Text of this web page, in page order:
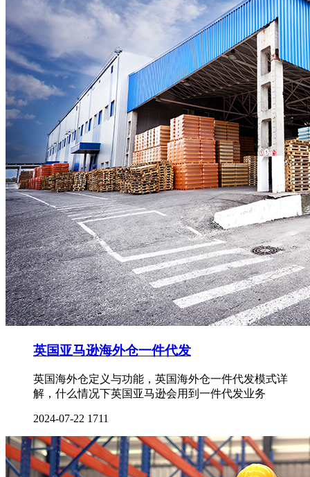
英国亚马逊海外仓一件代发
英国海外仓定义与功能，英国海外仓一件代发模式详
解，什么情况下英国亚马逊会用到一件代发业务
2024-07-22 1711